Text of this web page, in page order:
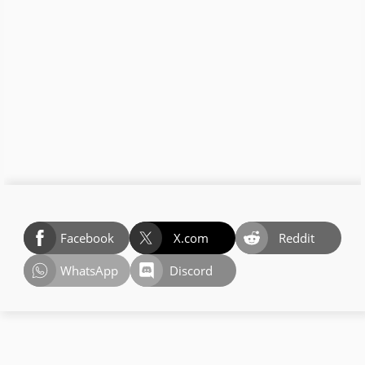
Facebook X.com
Reddit
WhatsApp
Discord